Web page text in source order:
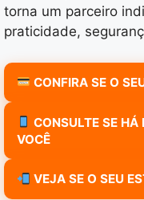
torna um parceiro
praticidade,
CONFIRA SE O
CONSULTE SE HÁ
VOCÊ
VEJA SE O SEU